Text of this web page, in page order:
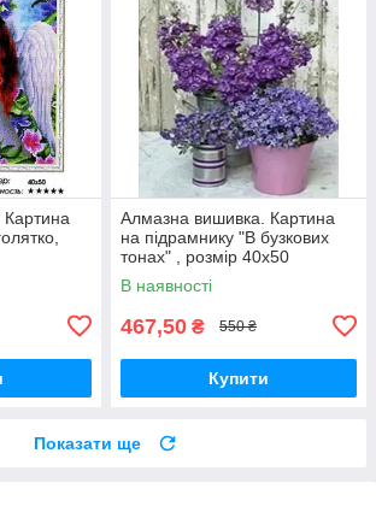
Алмазна вишивка. Картина
на підрамнику "В бузкових
тонах" , розмір 40х50
В наявності
467,50 ₴ 550 ₴
Купити
Показати ще